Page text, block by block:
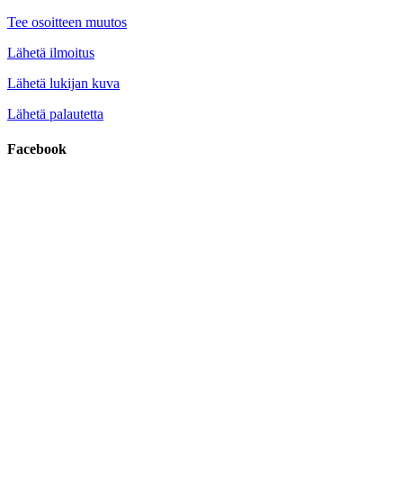
Tee osoitteen muutos
Lähetä ilmoitus
Lähetä lukijan kuva
Lähetä palautetta
Facebook